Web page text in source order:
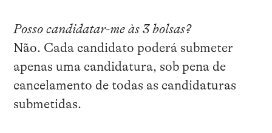
Posso candidatar-me às 3 bolsas?
Não. Cada candidato poderá submeter
apenas uma candidatura, sob pena de
cancelamento de todas as candidaturas
submetidas.